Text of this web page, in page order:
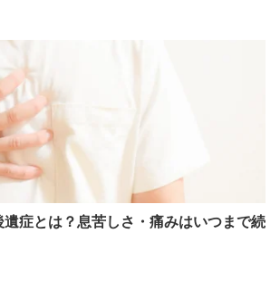
症とは？息苦しさ・痛みはいつまで続